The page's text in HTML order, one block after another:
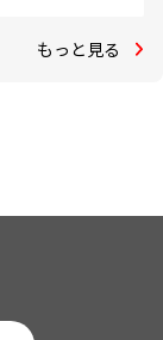
もっと見る